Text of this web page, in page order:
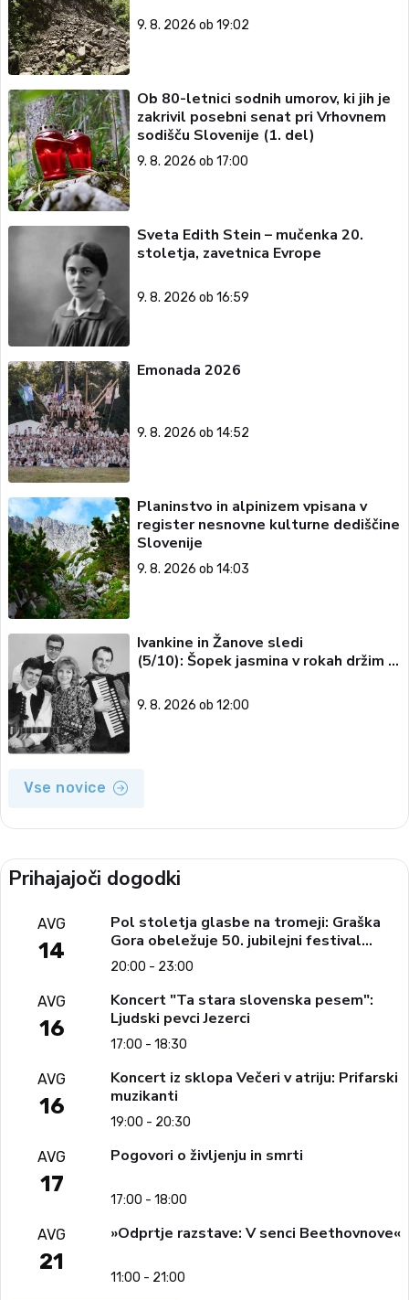
9. 8. 2026 ob 19:02
Ob 80-letnici sodnih umorov, ki jih je
zakrivil posebni senat pri Vrhovnem
sodišču Slovenije (1. del)
9. 8. 2026 ob 17:00
Sveta Edith Stein – mučenka 20.
stoletja, zavetnica Evrope
9. 8. 2026 ob 16:59
Emonada 2026
9. 8. 2026 ob 14:52
Planinstvo in alpinizem vpisana v
register nesnovne kulturne dediščine
Slovenije
9. 8. 2026 ob 14:03
Ivankine in Žanove sledi
(5/10): Šopek jasmina v rokah držim …
9. 8. 2026 ob 12:00
Vse novice
Prihajajoči dogodki
AVG
14
Pol stoletja glasbe na tromeji: Graška
Gora obeležuje 50. jubilejni festival
narodno-zabavne glasbe
20:00 - 23:00
AVG
16
Koncert "Ta stara slovenska pesem":
Ljudski pevci Jezerci
17:00 - 18:30
AVG
16
Koncert iz sklopa Večeri v atriju: Prifarski
muzikanti
19:00 - 20:30
AVG
17
Pogovori o življenju in smrti
17:00 - 18:00
AVG
21
»Odprtje razstave: V senci Beethovnove«
11:00 - 21:00